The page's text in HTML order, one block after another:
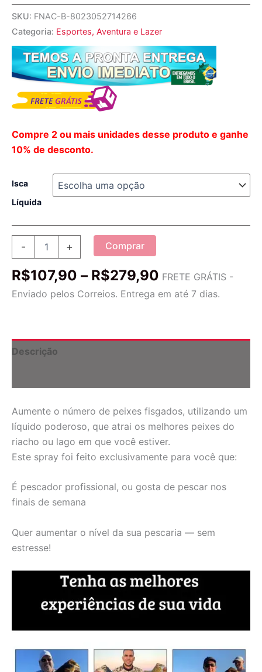
SKU: FNAC-B-8023052714266
Categoria: Esportes, Aventura e Lazer
Compre 2 ou mais unidades desse produto e ganhe
10% de desconto.
Isca
Líquida
-
Para
quantidade
+ Comprar
R$107,90 – R$279,90 Faixa
de
através
FRETE GRÁTIS -
Enviado pelos Correios. Entrega em até 7 dias.
Descrição
Aumente o número de peixes fisgados, utilizando um
líquido poderoso, que atrai os melhores peixes do
riacho ou lago em que você estiver.
Este spray foi feito exclusivamente para você que:
É pescador profissional, ou gosta de pescar nos
finais de semana
Quer aumentar o nível da sua pescaria — sem
estresse!